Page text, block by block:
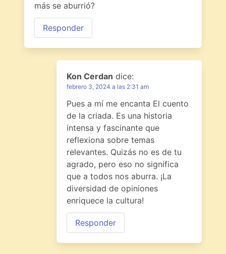
más se aburrió?
Responder
Kon Cerdan dice:
febrero 3, 2024 a las 2:31 am
Pues a mí me encanta El cuento
de la criada. Es una historia
intensa y fascinante que
reflexiona sobre temas
relevantes. Quizás no es de tu
agrado, pero eso no significa
que a todos nos aburra. ¡La
diversidad de opiniones
enriquece la cultura!
Responder